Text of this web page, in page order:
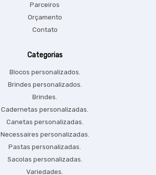
Parceiros
Orçamento
Contato
Categorias
Blocos personalizados.
Brindes personalizados.
Brindes.
Cadernetas personalizadas.
Canetas personalizadas.
Necessaires personalizadas.
Pastas personalizadas.
Sacolas personalizadas.
Variedades.